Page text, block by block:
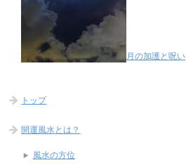
月の加護と呪い
トップ
開運風水とは？
風水の方位